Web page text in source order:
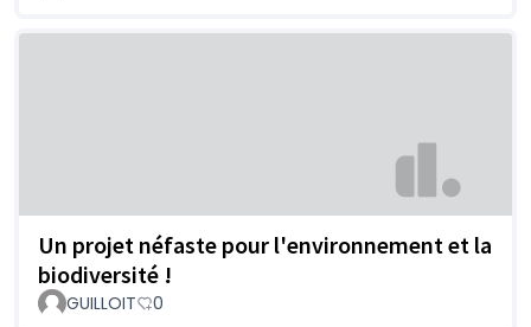
Un projet néfaste pour l'environnement et la
biodiversité !
GUILLOIT 0